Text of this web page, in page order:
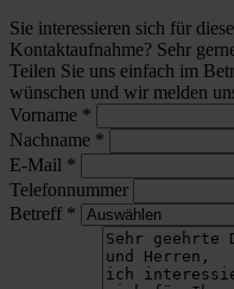
Sie interessieren sich für
Kontaktaufnahme? Sehr
Teilen Sie uns einfach im
wünschen und wir melden
Vorname *
Nachname *
E-Mail *
Telefonnummer
Betreff *